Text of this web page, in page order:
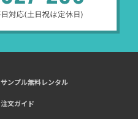
サンプル無料レンタル
注文ガイド